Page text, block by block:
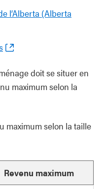
l’Alberta (Alberta
doit se situer en
maximum selon la
maximum selon la taille
Revenu maximum